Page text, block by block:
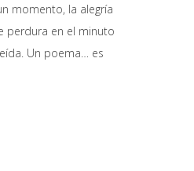
momento, la alegría
perdura en el minuto
Un poema… es